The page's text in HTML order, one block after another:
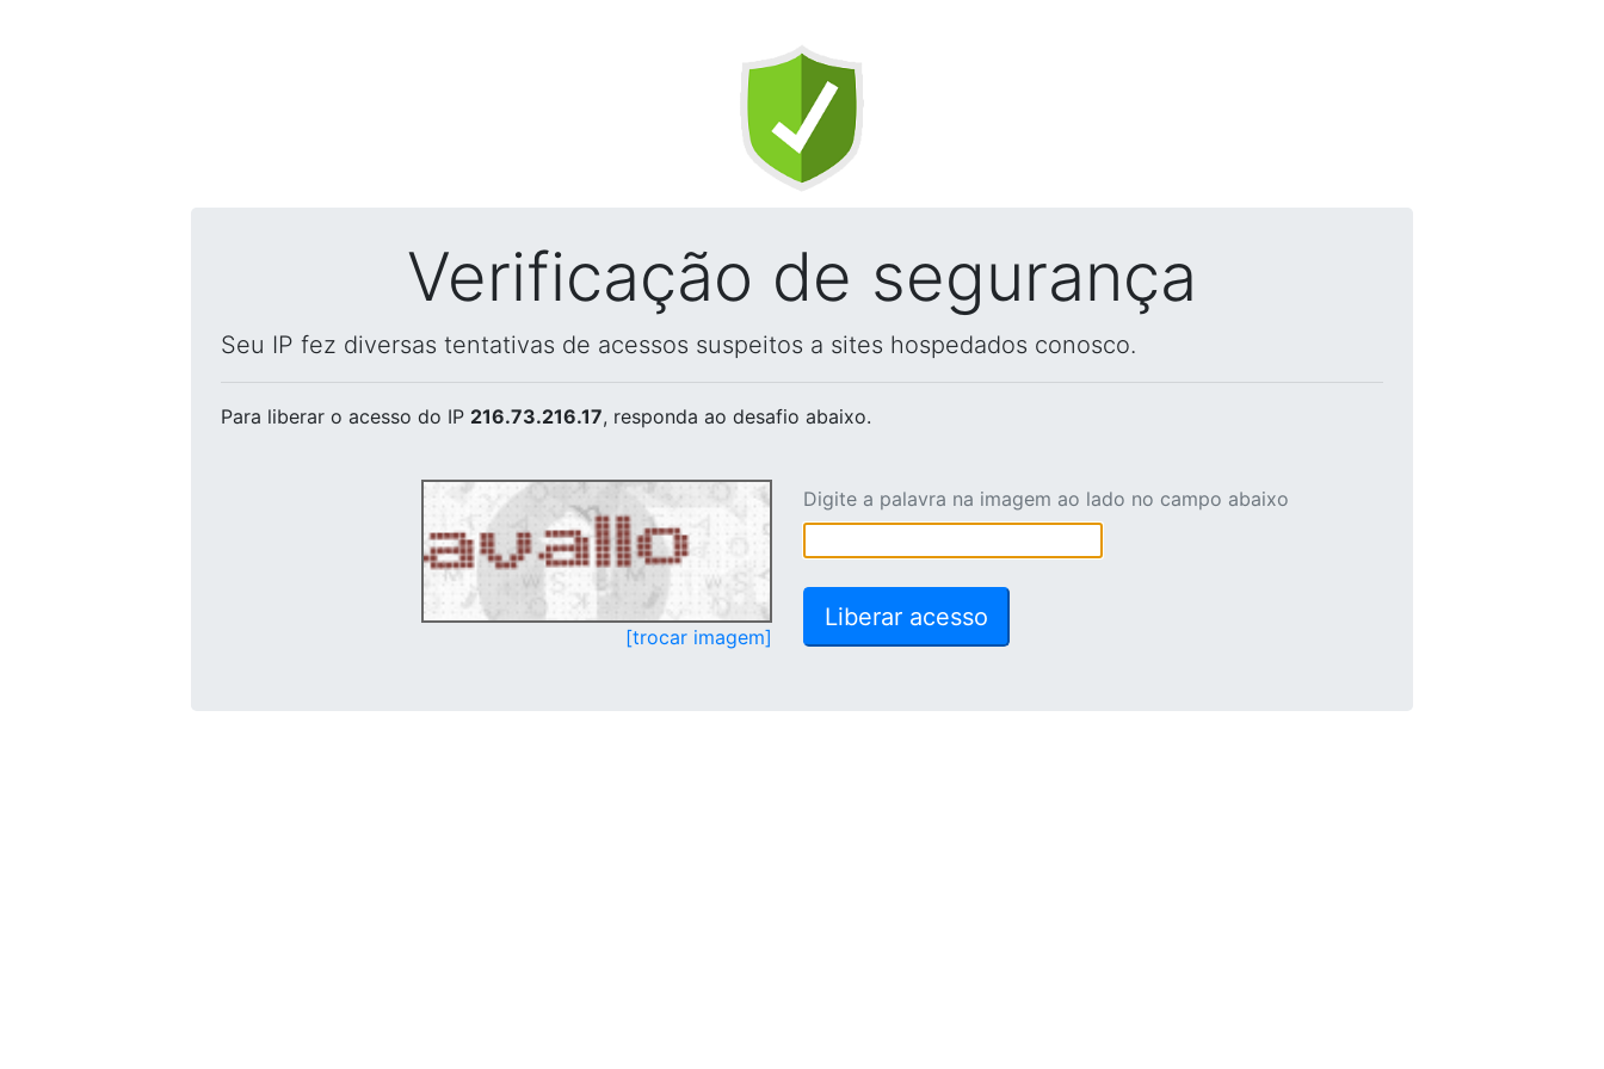
Verificação de segurança
Seu IP fez diversas tentativas de acessos suspeitos a sites hospedados conosco.
Para liberar o acesso do IP 216.73.216.17, responda ao desafio abaixo.
[trocar imagem]
Digite a palavra na imagem ao lado no campo abaixo